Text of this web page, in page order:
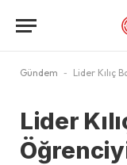
Gündem - Lider Kılıç
Lider